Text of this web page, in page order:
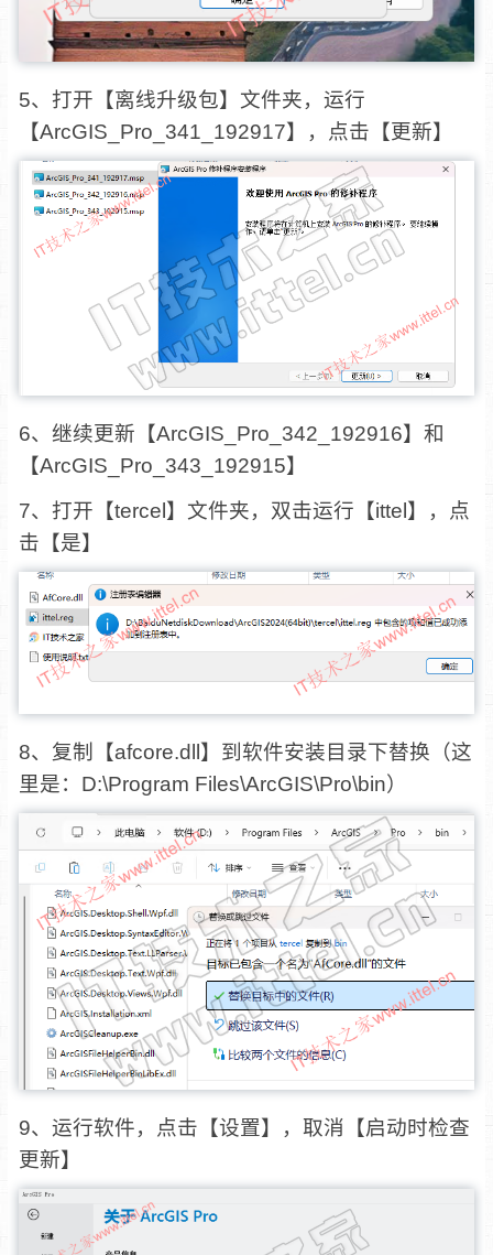
5、打开【离线升级包】文件夹，运行
【ArcGIS_Pro_341_192917】，点击【更新】
6、继续更新【ArcGIS_Pro_342_192916】和
【ArcGIS_Pro_343_192915】
7、打开【tercel】文件夹，双击运行【ittel】，点
击【是】
8、复制【afcore.dll】到软件安装目录下替换（这
里是：D:\Program Files\ArcGIS\Pro\bin）
9、运行软件，点击【设置】，取消【启动时检查
更新】